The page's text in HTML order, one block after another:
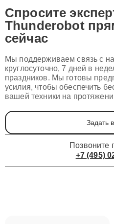
Спросите
Thunderobot
сейчас
Мы поддерживаем связь с
круглосуточно, 7 дней в
праздников. Мы готовы
усилия, чтобы обеспечить
вашей техники на
Задать
Позвоните
+7 (495)